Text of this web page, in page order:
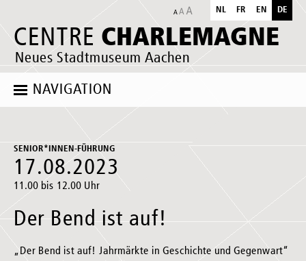
CENTRE CHARLEMAGNE
Neues Stadtmuseum Aachen
NL FR EN DE
NAVIGATION
SENIOR*INNEN-FÜHRUNG
17.08.2023
11.00 bis 12.00 Uhr
Der Bend ist auf!
„Der Bend ist auf! Jahrmärkte in Geschichte und Gegenwart“